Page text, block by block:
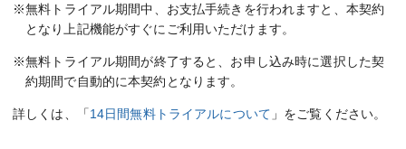
※無料トライアル期間中、お支払手続きを行われますと、本契約
となり上記機能がすぐにご利用いただけます。
※無料トライアル期間が終了すると、お申し込み時に選択した契
約期間で自動的に本契約となります。
詳しくは、「14日間無料トライアルについて 」をご覧ください。